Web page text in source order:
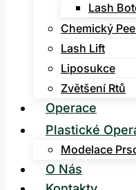
Lash
Chemický
Lash Lift
Liposukce
Zvětšení Rtů
Operace
Plastické
Modelace
O Nás